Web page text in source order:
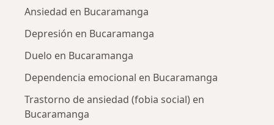
Ansiedad en Bucaramanga
Depresión en Bucaramanga
Duelo en Bucaramanga
Dependencia emocional en Bucaramanga
Trastorno de ansiedad (fobia social) en
Bucaramanga